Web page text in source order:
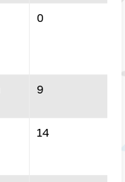
0
9
14